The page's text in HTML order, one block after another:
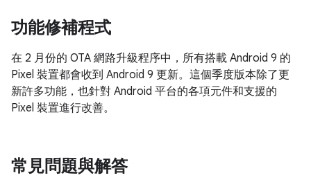
功能修補程式
在 2 月份的 OTA 網路升級程序中，所有搭載 Android 9 的
Pixel 裝置都會收到 Android 9 更新。這個季度版本除了更
新許多功能，也針對 Android 平台的各項元件和支援的
Pixel 裝置進行改善。
常見問題與解答